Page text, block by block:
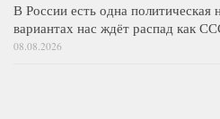
В России есть одна
вариантах нас ждёт распад как
08.08.2026